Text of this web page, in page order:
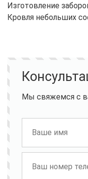
Изготовление
Кровля небольших
Мы свяжемся с